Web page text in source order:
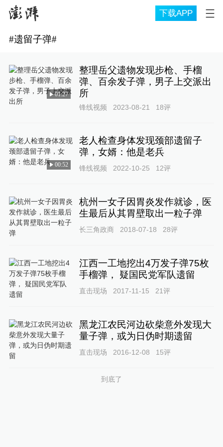
下载APP
#遗留子弹#
01:27
整理岳父遗物发现步枪、手榴
弹、百余发子弹，男子上交派出
所
锋线视频 2023-08-21 18评
00:52
老人检查身体发现颈部遗留子
弹，女婿：他是老兵
锋线视频 2022-10-25 12评
杭州一女子因胃炎发作就诊，医
生最后从其胃壁取出一粒子弹
长三角政商 2018-07-18 28评
江西一工地挖出4万发子弹75枚
手榴弹， 疑国民党军队遗留
直击现场 2017-11-15 21评
黑龙江农民河边砍柴意外发现大
量子弹，或为日伪时期遗留
直击现场 2016-12-08 15评
到底了